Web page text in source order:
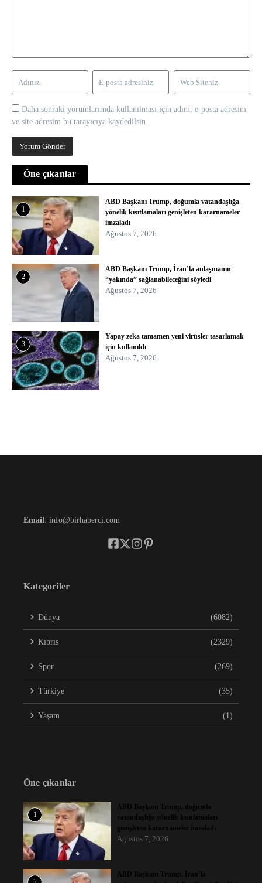
Daha sonraki yorumlarımda kullanılması için adım, e-posta adresim
ve site adresim bu tarayıcıya kaydedilsin.
Öne çıkanlar
1
ABD Başkanı Trump, doğumla vatandaşlığa
yönelik kısıtlamaları genişleten kararnameler
imzaladı
Ağustos 7, 2026
2
ABD Başkanı Trump, İran’la anlaşmanın
“yakında” sağlanabileceğini söyledi
Ağustos 7, 2026
3
Yapay zeka tamamen yeni virüsler tasarlamak
için kullanıldı
Ağustos 7, 2026
Email : info@birhaberci.com
Kategoriler
Dünya (6082)
Kıbrıs (2329)
Spor (269)
Türkiye (35)
Yaşam (1)
Öne çıkanlar
1
ABD Başkanı Trump, doğumla
vatandaşlığa yönelik kısıtlamaları
genişleten kararnameler imzaladı
Ağustos 7, 2026
ABD Başkanı Trump, İran’la